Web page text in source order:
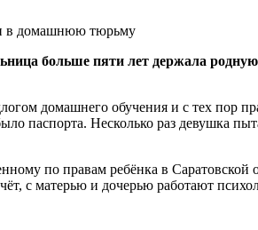
больше пяти лет держала
домашнего обучения и с тех пор
паспорта. Несколько раз девушка
по правам ребёнка в
с матерью и дочерью работают